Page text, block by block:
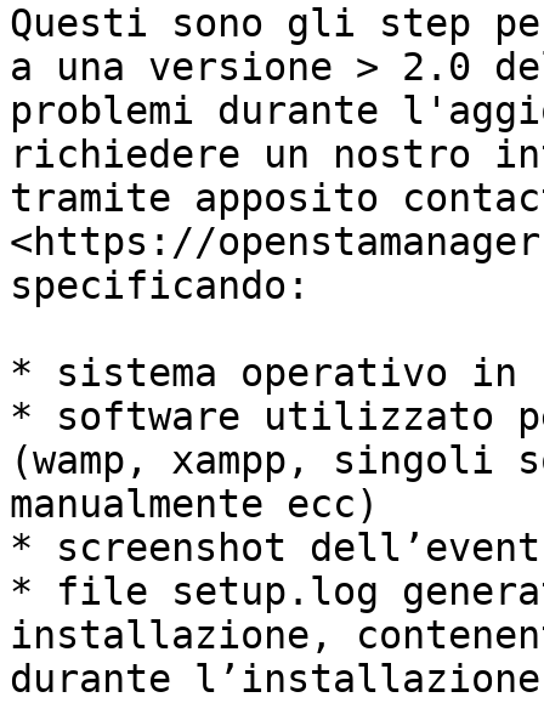
Questi sono gli step
a una versione > 2.0
problemi durante
richiedere un nostro
tramite apposito
<https://
specificando:
* sistema operativo in
* software utilizzato
(wamp, xampp,
manualmente ecc)
* screenshot
* file setup.log
installazione,
durante